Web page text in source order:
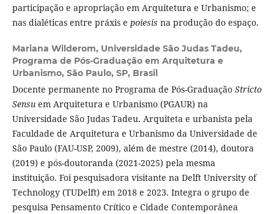
participação e apropriação em Arquitetura e Urbanismo; e
nas dialéticas entre práxis e poiesis na produção do espaço.
Mariana Wilderom, Universidade São Judas Tadeu,
Programa de Pós-Graduação em Arquitetura e
Urbanismo, São Paulo, SP, Brasil
Docente permanente no Programa de Pós-Graduação Stricto
Sensuem Arquitetura e Urbanismo (PGAUR) na
Universidade São Judas Tadeu. Arquiteta e urbanista pela
Faculdade de Arquitetura e Urbanismo da Universidade de
São Paulo (FAU-USP, 2009), além de mestre (2014), doutora
(2019) e pós-doutoranda (2021-2025) pela mesma
instituição. Foi pesquisadora visitante na Delft University of
Technology (TUDelft) em 2018 e 2023. Integra o grupo de
pesquisa Pensamento Crítico e Cidade Contemporânea